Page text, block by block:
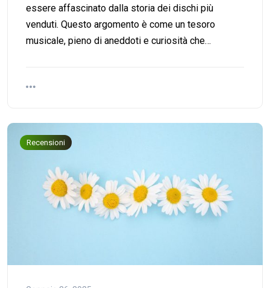
essere affascinato dalla storia dei dischi più
venduti. Questo argomento è come un tesoro
musicale, pieno di aneddoti e curiosità che…
Recensioni